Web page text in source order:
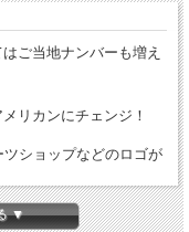
ご当地ナンバーも増え
リカンにチェンジ！
ショップなどのロゴが
ーなのがライセンスフ
▼